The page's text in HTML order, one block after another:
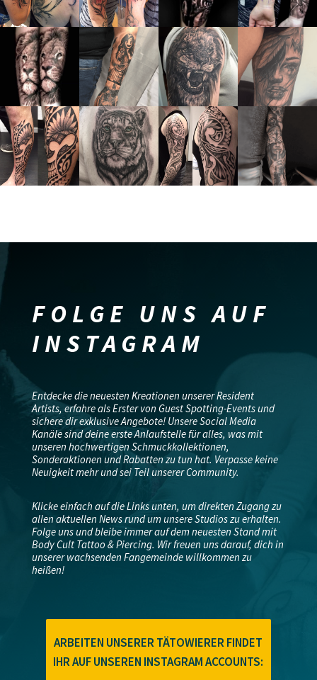
FOLGE UNS AUF
INSTAGRAM
Entdecke die neuesten Kreationen unserer Resident
Artists, erfahre als Erster von Guest Spotting-Events und
sichere dir exklusive Angebote! Unsere Social Media
Kanäle sind deine erste Anlaufstelle für alles, was mit
unseren hochwertigen Schmuckkollektionen,
Sonderaktionen und Rabatten zu tun hat. Verpasse keine
Neuigkeit mehr und sei Teil unserer Community.
Klicke einfach auf die Links unten, um direkten Zugang zu
allen aktuellen News rund um unsere Studios zu erhalten.
Folge uns und bleibe immer auf dem neuesten Stand mit
Body Cult Tattoo & Piercing. Wir freuen uns darauf, dich in
unserer wachsenden Fangemeinde willkommen zu
heißen!
ARBEITEN UNSERER TÄTOWIERER FINDET
IHR AUF UNSEREN INSTAGRAM ACCOUNTS: